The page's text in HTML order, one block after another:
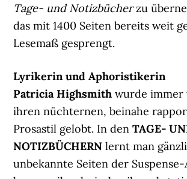
Tage- und Notizbücherzu
das mit 1400 Seiten bereits weit
Lesemaß gesprengt.
Lyrikerin und Aphoristikerin
Patricia Highsmith wurde
ihren nüchternen, beinahe
Prosastil gelobt. In denTAGE-
NOTIZBÜCHERNlernt man
unbekannte Seiten der